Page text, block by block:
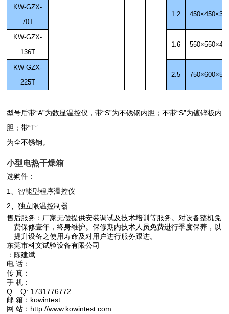
KW-GZX-
70T
1.2 450×450×
KW-GZX-
136T
1.6 550×550×
KW-GZX-
225T
2.5 750×600×
型号后带“A”为数显温控仪，带“S”为不锈钢内胆；不带“S”为镀锌板内
胆；带“T”
为全不锈钢。
小型电热干燥箱
选购件：
1、智能型程序温控仪
2、独立限温控制器
售后服务：厂家无偿提供安装调试及技术培训等服务。对设备整机免
费保修壹年，终身维护。保修期内技术人员免费进行季度保养，以
提升设备之使用寿命及对用户进行服务跟进。
东莞市科文试验设备有限公司
：陈建斌
电 话：
传 真：
手 机：
Q Q: 1731776772
邮 箱： kowintest
网 站：http://www.kowintest.com